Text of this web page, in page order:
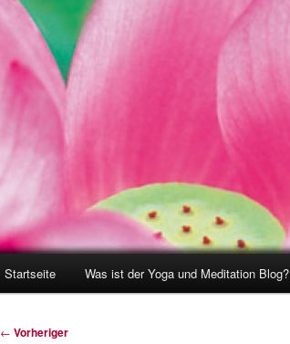
Startseite Was ist der Yoga und Meditation Blog?
Beitragsnavigation
← Vorheriger